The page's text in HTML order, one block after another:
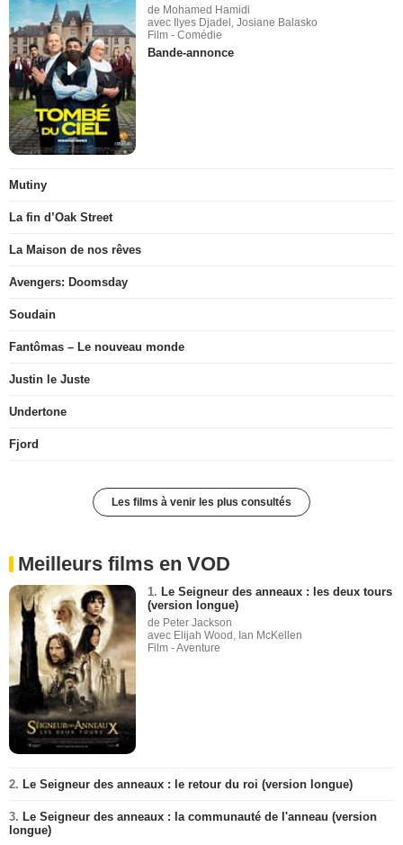
de Mohamed Hamidi
avec Ilyes Djadel, Josiane Balasko
Film - Comédie
Bande-annonce
Mutiny
La fin d’Oak Street
La Maison de nos rêves
Avengers: Doomsday
Soudain
Fantômas – Le nouveau monde
Justin le Juste
Undertone
Fjord
Les films à venir les plus consultés
Meilleurs films en VOD
1. Le Seigneur des anneaux : les deux tours
(version longue)
de Peter Jackson
avec Elijah Wood, Ian McKellen
Film - Aventure
2. Le Seigneur des anneaux : le retour du roi (version longue)
3. Le Seigneur des anneaux : la communauté de l'anneau (version
longue)